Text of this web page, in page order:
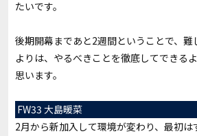
たいです。
後期開幕まであと2週間ということで、難
よりは、やるべきことを徹底してできる
思います。
FW33 大島暖菜
2月から新加入して環境が変わり、最初は